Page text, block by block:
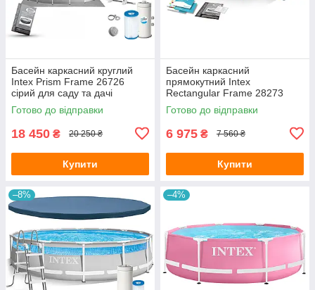
Басейн каркасний круглий
Intex Prism Frame 26726
сірий для саду та дачі
457х122 см з картриджним
фільтр-насосом, тентом,
Готово до відправки
18 450 ₴ 20 250 ₴
Купити
Басейн каркасний
прямокутний Intex
Rectangular Frame 28273
синій для саду та дачі
450x220x84 см
Готово до відправки
6 975 ₴ 7 560 ₴
Купити
–8% –4%